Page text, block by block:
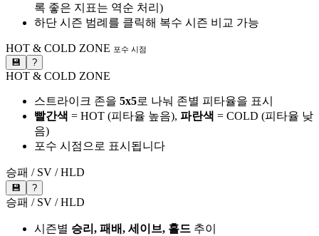
록 좋은 지표는 역순 처리)
하단 시즌 범례를 클릭해 복수 시즌 비교 가능
HOT & COLD ZONE 포수 시점
💾 ?
HOT & COLD ZONE
스트라이크 존을 5x5로 나눠 존별 피타율을 표시
빨간색 = HOT (피타율 높음), 파란색 = COLD (피타율 낮
음)
포수 시점으로 표시됩니다
승패 / SV / HLD
💾 ?
승패 / SV / HLD
시즌별 승리, 패배, 세이브, 홀드 추이